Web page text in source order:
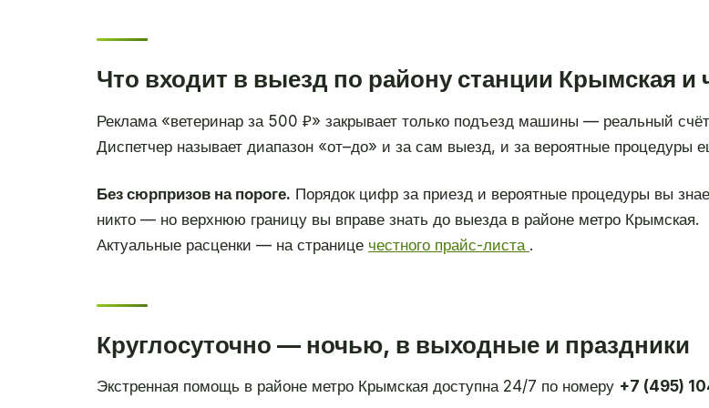
Что входит в выезд по району станции Крымская и
Реклама «ветеринар за 500 ₽» закрывает только подъезд машины — реальный
Диспетчер называет диапазон «от–до» и за сам выезд, и за вероятные процедуры
Без сюрпризов на пороге. Порядок цифр за приезд и вероятные процедуры вы
никто — но верхнюю границу вы вправе знать до выезда в районе метро Крымская.
Актуальные расценки — на странице честного прайс-листа .
Круглосуточно — ночью, в выходные и праздники
Экстренная помощь в районе метро Крымская доступна 24/7 по номеру +7 (495)